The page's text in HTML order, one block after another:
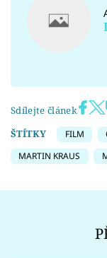
Sdílejte článek
ŠTÍTKY
FILM
MARTIN KRAUS